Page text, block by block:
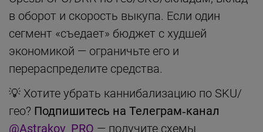
в оборот и скорость выкупа. Если один
сегмент «съедает» бюджет с худшей
экономикой — ограничьте его и
перераспределите средства.
💡 Хотите убрать каннибализацию по SKU/
гео? Подпишитесь на Телеграм‑канал
@Astrakov_PRO — получите схемы